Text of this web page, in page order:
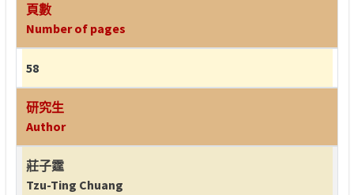
頁數
Number of pages
58
研究生
Author
莊子霆
Tzu-Ting Chuang